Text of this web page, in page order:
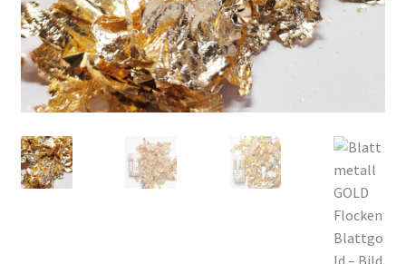
Versandbedingungen
Vertrag widerrufen
Warenkorb
Widerrufsbelehrung / Muster-Widerrufsformular